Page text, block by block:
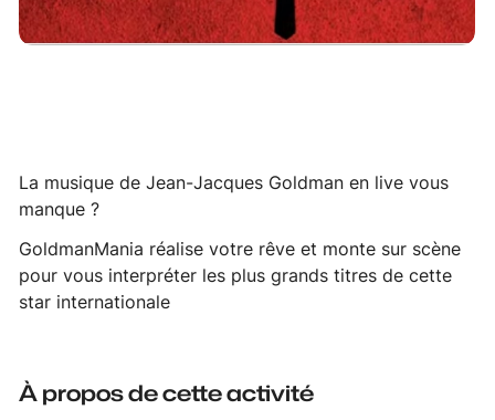
La musique de Jean-Jacques Goldman en live vous
manque ?
GoldmanMania réalise votre rêve et monte sur scène
pour vous interpréter les plus grands titres de cette
star internationale
À propos de cette activité